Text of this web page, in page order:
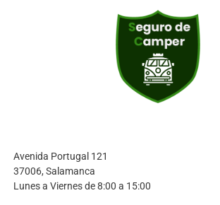
Avenida Portugal 121
37006, Salamanca
Lunes a Viernes de 8:00 a 15:00